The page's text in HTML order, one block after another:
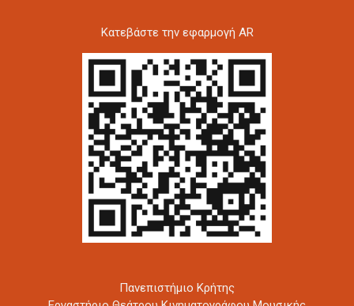
Kατεβάστε την εφαρμογή AR
Πανεπιστήμιο Κρήτης